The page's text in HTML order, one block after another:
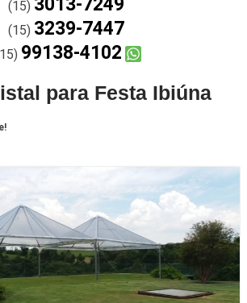
(15) 3013-7249
(15) 3239-7447
99138-4102
para Festa Ibiúna